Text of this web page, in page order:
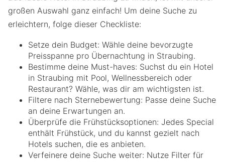
großen Auswahl ganz einfach! Um deine Suche zu
erleichtern, folge dieser Checkliste:
Setze dein Budget: Wähle deine bevorzugte
Preisspanne pro Übernachtung in Straubing.
Bestimme deine Must-haves: Suchst du ein Hotel
in Straubing mit Pool, Wellnessbereich oder
Restaurant? Wähle, was dir am wichtigsten ist.
Filtere nach Sternebewertung: Passe deine Suche
an deine Erwartungen an.
Überprüfe die Frühstücksoptionen: Jedes Special
enthält Frühstück, und du kannst gezielt nach
Hotels suchen, die es anbieten.
Verfeinere deine Suche weiter: Nutze Filter für